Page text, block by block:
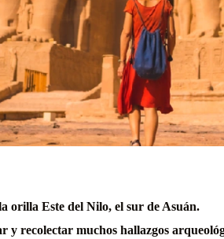
orilla Este del Nilo, el sur de Asuán.
y recolectar muchos hallazgos